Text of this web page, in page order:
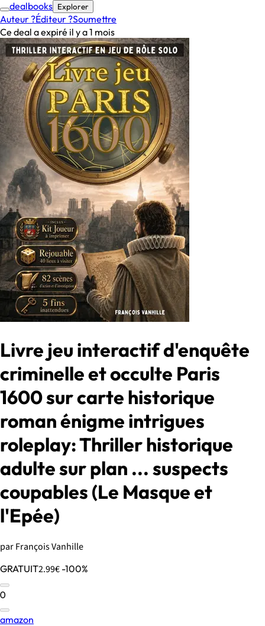
dealbooks Explorer
Auteur ?Éditeur ?Soumettre
Ce deal a expiré il y a 1 mois
Livre jeu interactif d'enquête
criminelle et occulte Paris
1600 sur carte historique
roman énigme intrigues
roleplay: Thriller historique
adulte sur plan ... suspects
coupables (Le Masque et
l'Epée)
par François Vanhille
GRATUIT2.99€ -100%
0
amazon